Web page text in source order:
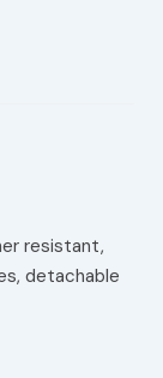
resistant,
detachable